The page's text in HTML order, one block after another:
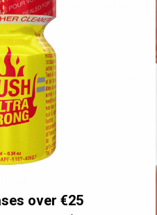
ANALYSE ME! WATER ANAL GLIDE
y alrededor del ano. Sus
over €25